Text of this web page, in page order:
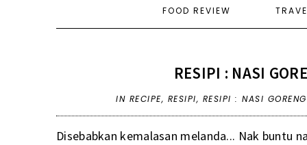
FOOD REVIEW
RESIPI : NASI
IN RECIPE, RESIPI, RESIPI : NASI
Disebabkan kemalasan melanda... Nak buntu